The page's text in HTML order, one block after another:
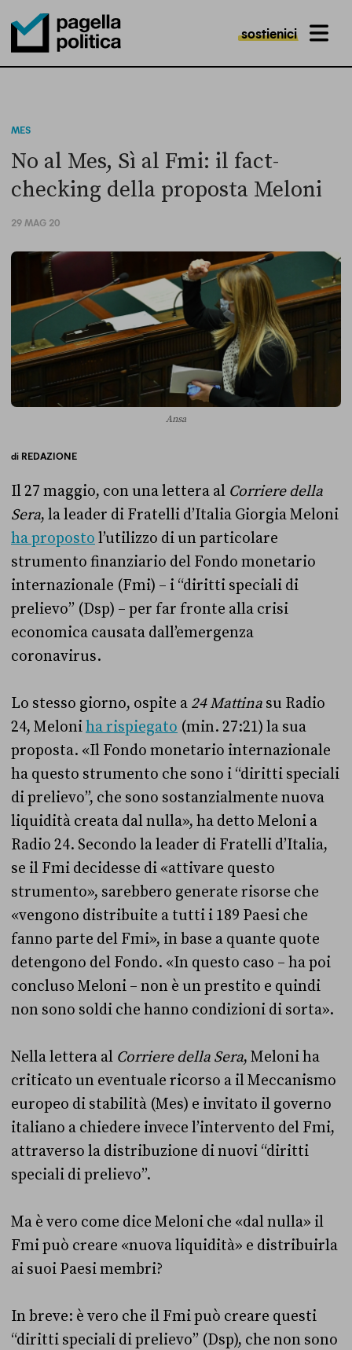
Pagella Politica Logo
sostienici MENU
MES
No al Mes, Sì al Fmi: il fact-
checking della proposta Meloni
29 MAG 20
Ansa
di REDAZIONE
Il 27 maggio, con una lettera al Corriere della
Sera, la leader di Fratelli d’Italia Giorgia Meloni
ha proposto l’utilizzo di un particolare
strumento finanziario del Fondo monetario
internazionale (Fmi) – i “diritti speciali di
prelievo” (Dsp) – per far fronte alla crisi
economica causata dall’emergenza
coronavirus.
Lo stesso giorno, ospite a 24 Mattina su Radio
24, Meloniha rispiegato (min. 27:21) la sua
proposta. «Il Fondo monetario internazionale
ha questo strumento che sono i “diritti speciali
di prelievo”, che sono sostanzialmente nuova
liquidità creata dal nulla», ha detto Meloni a
Radio 24. Secondo la leader di Fratelli d’Italia,
se il Fmi decidesse di «attivare questo
strumento», sarebbero generate risorse che
«vengono distribuite a tutti i 189 Paesi che
fanno parte del Fmi», in base a quante quote
detengono del Fondo. «In questo caso – ha poi
concluso Meloni – non è un prestito e quindi
non sono soldi che hanno condizioni di sorta».
Nella lettera al Corriere della Sera, Meloni ha
criticato un eventuale ricorso a il Meccanismo
europeo di stabilità (Mes) e invitato il governo
italiano a chiedere invece l’intervento del Fmi,
attraverso la distribuzione di nuovi “diritti
speciali di prelievo”.
Ma è vero come dice Meloni che «dal nulla» il
Fmi può creare «nuova liquidità» e distribuirla
ai suoi Paesi membri?
In breve: è vero che il Fmi può creare questi
“diritti speciali di prelievo” (Dsp), che non sono